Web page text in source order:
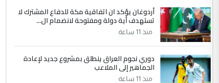
أردوغان يؤكد ان اتفاقية مكة للدفاع المشترك لا
تستهدف أية دولة ومفتوحة لانضمام ال...
منذ 11 ساعة
دوري نجوم العراق ينطلق بمشروع جديد لإعادة
الجماهير إلى الملاعب
منذ 11 ساعة